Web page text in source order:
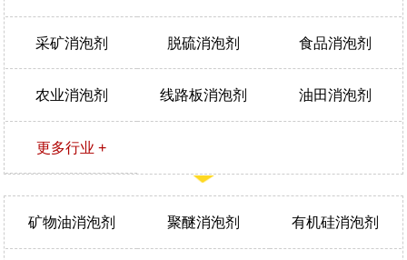
采矿消泡剂 脱硫消泡剂 食品消泡剂
农业消泡剂 线路板消泡剂 油田消泡剂
更多行业 +
矿物油消泡剂 聚醚消泡剂 有机硅消泡剂